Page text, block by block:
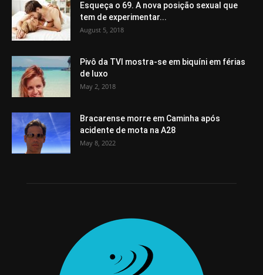
Esqueça o 69. A nova posição sexual que
tem de experimentar...
August 5, 2018
Pivô da TVI mostra-se em biquíni em férias
de luxo
May 2, 2018
Bracarense morre em Caminha após
acidente de mota na A28
May 8, 2022